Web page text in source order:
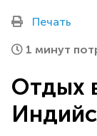
Печать
1 минут
Отдых